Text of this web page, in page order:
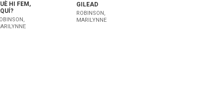
HI FEM,
GILEAD
ROBINSON,
MARILYNNE